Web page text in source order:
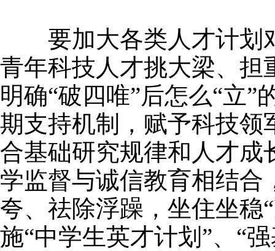
要加大各类人才计划对
青年科技人才挑大梁、担
明确“破四唯”后怎么“立
期支持机制，赋予科技领
合基础研究规律和人才
学监督与诚信教育相结合
夸、祛除浮躁，坐住坐稳
施“中学生英才计划”、“